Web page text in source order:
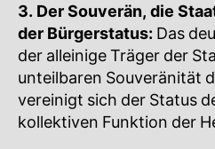
3. Der Souverän, die
der Bürgerstatus: Das
der alleinige Träger der
unteilbaren Souveränität
vereinigt sich der Status
kollektiven Funktion der